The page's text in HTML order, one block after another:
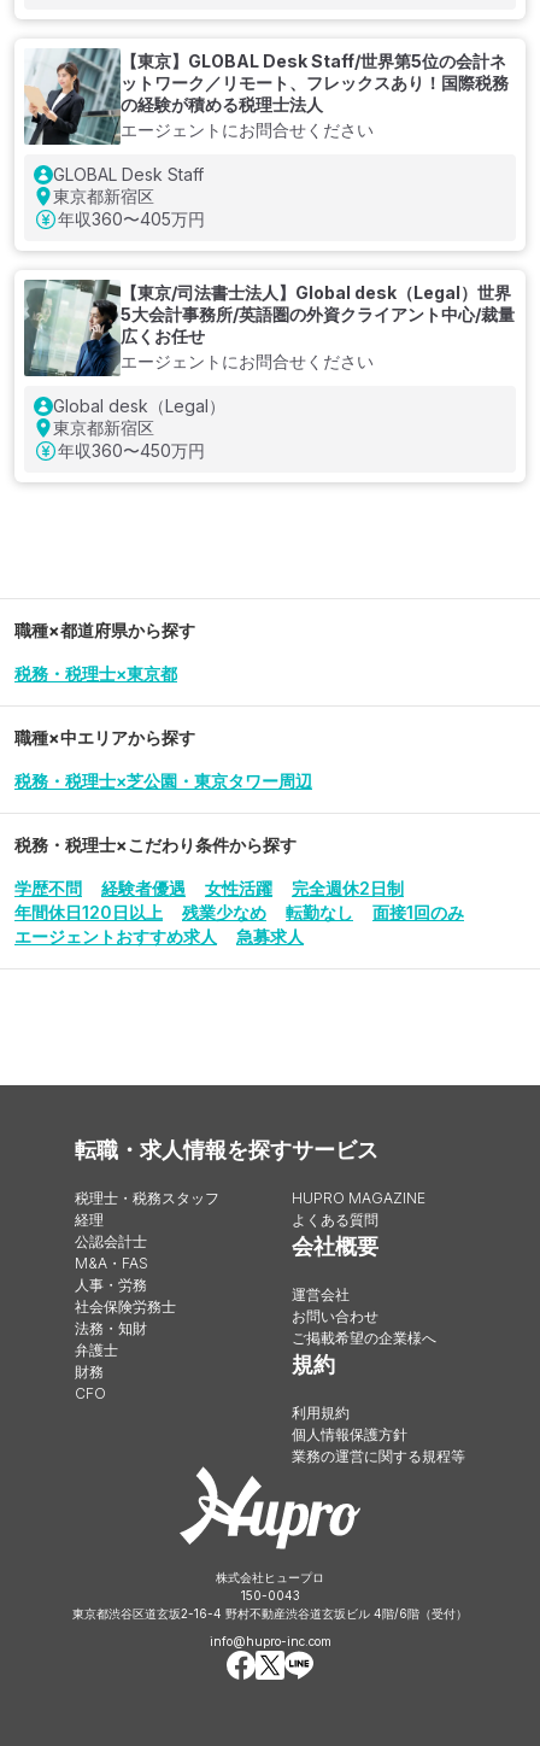
【東京】GLOBAL Desk Staff/世界第5位の会計ネ
ットワーク／リモート、フレックスあり！国際税務
の経験が積める税理士法人
エージェントにお問合せください
GLOBAL Desk Staff
東京都新宿区
年収360〜405万円
【東京/司法書士法人】Global desk（Legal）世界
5大会計事務所/英語圏の外資クライアント中心/裁量
広くお任せ
エージェントにお問合せください
Global desk（Legal）
東京都新宿区
年収360〜450万円
職種×都道府県から探す
税務・税理士×東京都
職種×中エリアから探す
税務・税理士×芝公園・東京タワー周辺
税務・税理士×こだわり条件から探す
学歴不問 経験者優遇 女性活躍
完全週休2日制
年間休日120日以上
残業少なめ 転勤なし
面接1回のみ
エージェントおすすめ求人
急募求人
転職・求人情報を探す
税理士・税務スタッフ
経理
公認会計士
M&A・FAS
人事・労務
社会保険労務士
法務・知財
弁護士
財務
CFO
サービス
HUPRO MAGAZINE
よくある質問
会社概要
運営会社
お問い合わせ
ご掲載希望の企業様へ
規約
利用規約
個人情報保護方針
業務の運営に関する規程等
株式会社ヒュープロ
150-0043
東京都渋谷区道玄坂2-16-4 野村不動産渋谷道玄坂ビル 4階/6階（受付）
info@hupro-inc.com